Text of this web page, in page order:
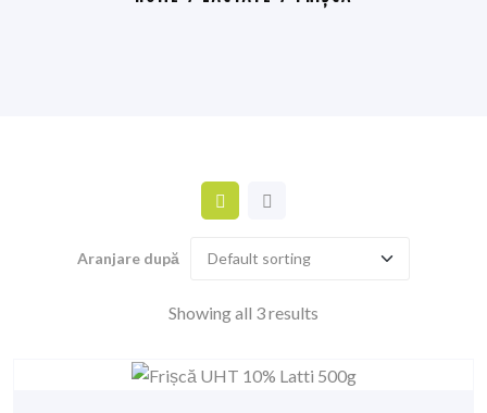
Aranjare după
Showing all 3 results